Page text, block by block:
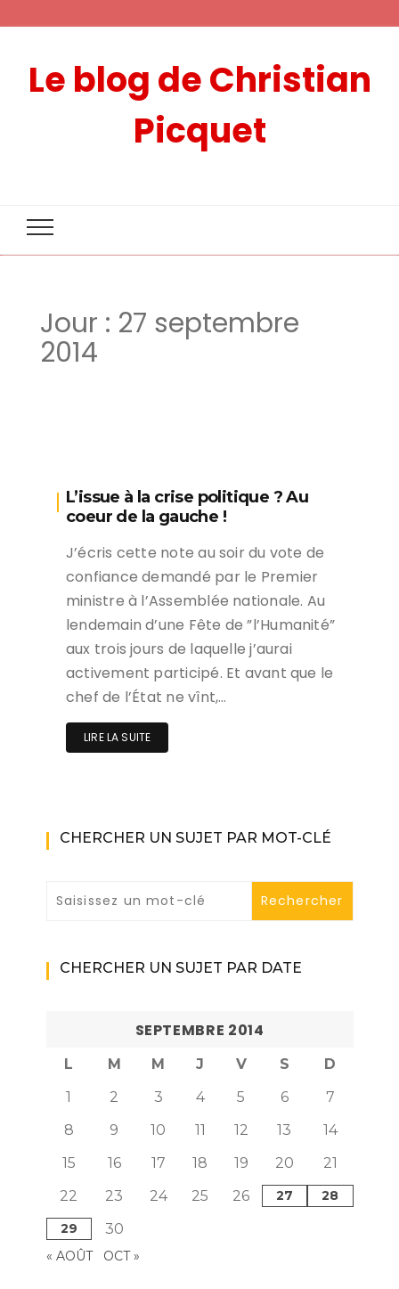
Le blog de Christian
Picquet
Jour : 27 septembre
2014
L’issue à la crise politique ? Au
coeur de la gauche !
J’écris cette note au soir du vote de
confiance demandé par le Premier
ministre à l’Assemblée nationale. Au
lendemain d’une Fête de ”l’Humanité”
aux trois jours de laquelle j’aurai
activement participé. Et avant que le
chef de l’État ne vînt,…
LIRE LA SUITE
CHERCHER UN SUJET PAR MOT-CLÉ
CHERCHER UN SUJET PAR DATE
SEPTEMBRE 2014
L M M J V S
D
1
2 3 4 5 6
7
8
9 10 11 12 13
14
15
16 17 18 19 20
21
22
23 24 25 26 27 28
29 30
« AOÛT OCT »